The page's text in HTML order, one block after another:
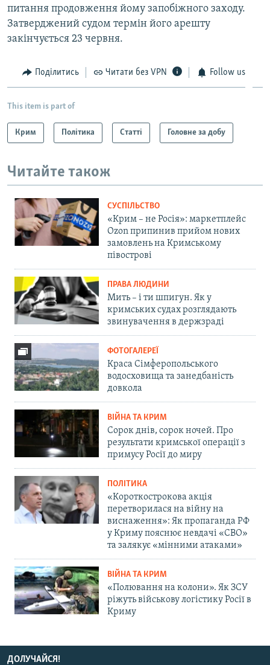
питання продовження йому запобіжного заходу.
Затверджений судом термін його арешту
закінчується 23 червня.
Поділитись Читати без VPN Follow us
This item is part of
Крим Політика Статті Головне за добу
Читайте також
СУСПІЛЬСТВО
«Крим – не Росія»: маркетплейс
Ozon припинив прийом нових
замовлень на Кримському
півострові
ПРАВА ЛЮДИНИ
Мить – і ти шпигун. Як у
кримських судах розглядають
звинувачення в держзраді
ФОТОГАЛЕРЕЇ
Краса Сімферопольського
водосховища та занедбаність
довкола
ВІЙНА ТА КРИМ
Сорок днів, сорок ночей. Про
результати кримської операції з
примусу Росії до миру
ПОЛІТИКА
«Короткострокова акція
перетворилася на війну на
виснаження»: Як пропаганда РФ
у Криму пояснює невдачі «СВО»
та залякує «мінними атаками»
ВІЙНА ТА КРИМ
«Полювання на колони». Як ЗСУ
ріжуть військову логістику Росії в
Криму
ДОЛУЧАЙСЯ!